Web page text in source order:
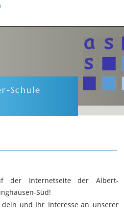
der Internetseite der
Albert-
Süd!
dein und Ihr Interesse an unserer
Schule